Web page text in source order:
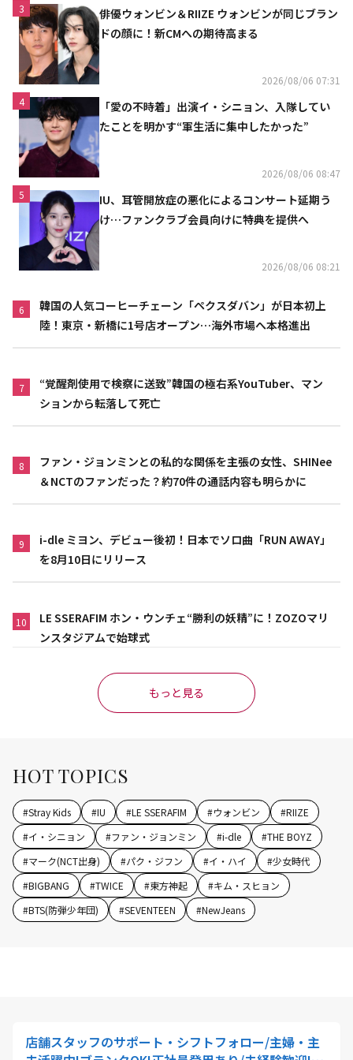
3
俳優ウォンビン＆RIIZE ウォンビンが同じブラン
ドの顔に！新CMへの期待高まる
2026/08/06 07:31
4
「愛の不時着」出演イ・シニョン、入隊してい
たことを明かす“軍生活に集中したかった”
2026/08/06 08:47
5
IU、耳管開放症の悪化によるコンサート延期う
け…ファンクラブ会員向けに特典を提供へ
2026/08/06 08:21
6
韓国の人気コーヒーチェーン「ペクスダバン」が日本初上
陸！東京・新橋に1号店オープン…海外市場へ本格進出
7
“覚醒剤使用で検察に送致”韓国の極右系YouTuber、マン
ションから転落して死亡
8
ファン・ジョンミンとの私的な関係を主張の女性、SHINee
＆NCTのファンだった？約70件の通話内容も明らかに
9
i-dle ミヨン、デビュー後初！日本でソロ曲「RUN AWAY」
を8月10日にリリース
10
LE SSERAFIM ホン・ウンチェ“勝利の妖精”に！ZOZOマリ
ンスタジアムで始球式
もっと見る
HOT TOPICS
#Stray Kids #IU #LE SSERAFIM #ウォンビン #RIIZE
#イ・シニョン #ファン・ジョンミン #i-dle #THE BOYZ
#マーク(NCT出身) #パク・ジフン #イ・ハイ #少女時代
#BIGBANG #TWICE #東方神起 #キム・スヒョン
#BTS(防弾少年団) #SEVENTEEN #NewJeans
店舗スタッフのサポート・シフトフォロー/主婦・主